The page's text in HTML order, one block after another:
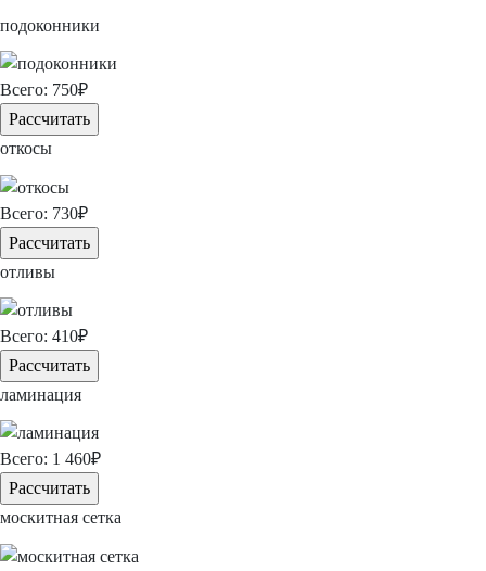
подоконники
Всего: 750₽
Рассчитать
откосы
Всего: 730₽
Рассчитать
отливы
Всего: 410₽
Рассчитать
ламинация
Всего: 1 460₽
Рассчитать
москитная сетка